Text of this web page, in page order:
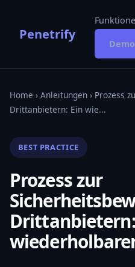
Penetrify
Home › Anleitungen › Prozess
Drittanbietern: Ein wie...
BEST PRACTICE
Prozess zur